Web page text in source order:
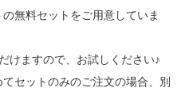
無料セットをご用意していま
けますので、お試しください♪
セットのみのご注文の場合、別